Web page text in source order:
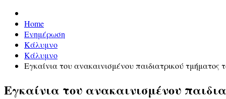
Home
Ενημέρωση
Κάλυμνο
Κάλυμνο
Eγκαίνια του ανακαινισμένου παιδιατρικού
Eγκαίνια του ανακαινισμένου